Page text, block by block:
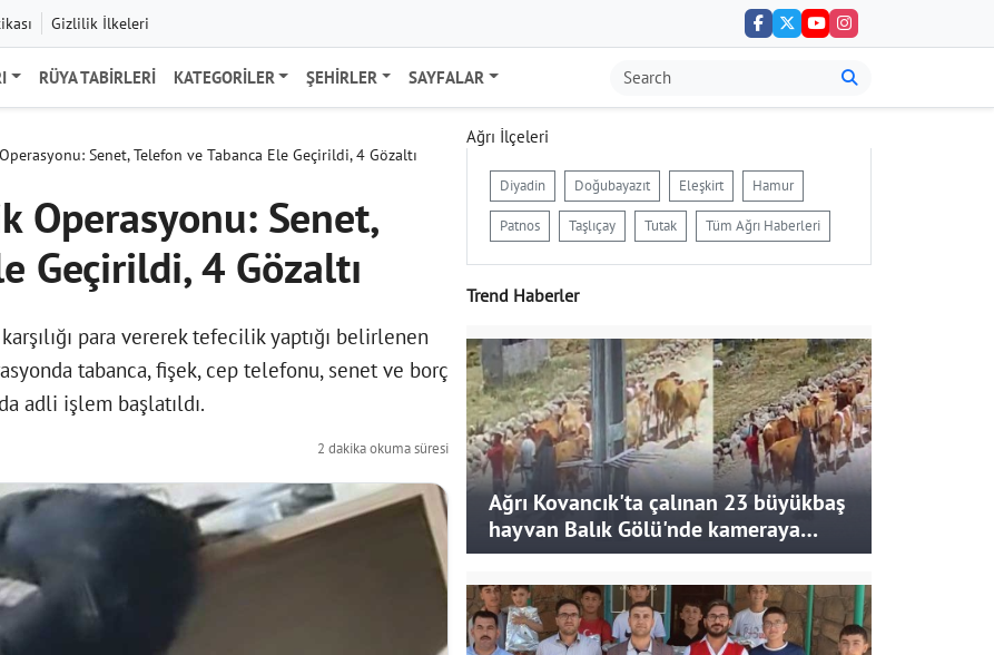
Gizlilik İlkeleri
RÜYA TABIRLERI KATEGORILER ŞEHIRLER SAYFALAR
Senet, Telefon ve Tabanca Ele Geçirildi, 4 Gözaltı
Operasyonu: Senet,
Geçirildi, 4 Gözaltı
para vererek tefecilik yaptığı belirlenen
tabanca, fişek, cep telefonu, senet ve borç
adli işlem başlatıldı.
2 dakika okuma süresi
Ağrı İlçeleri
Diyadin Doğubayazıt Eleşkirt Hamur
Patnos Taşlıçay Tutak Tüm Ağrı Haberleri
Trend Haberler
Ağrı Kovancık'ta çalınan 23 büyükbaş
hayvan Balık Gölü'nde kameraya
takıldı